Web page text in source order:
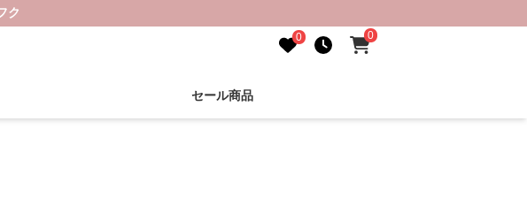
ク
0 0
セール商品